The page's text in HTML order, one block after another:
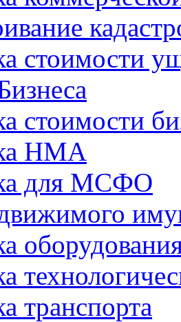
стоимости
стоимости
НМА
для МСФО
транспорта